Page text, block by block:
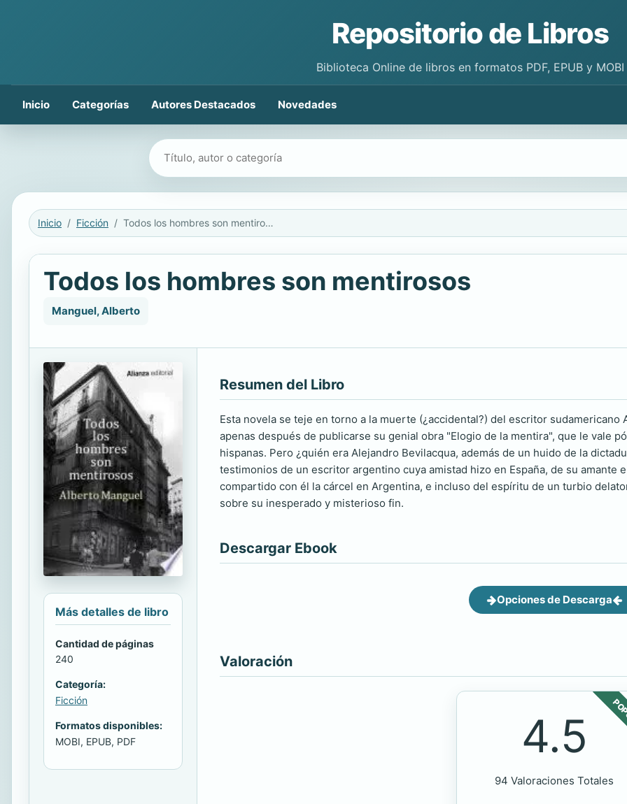
Repositorio de Libros
Biblioteca Online de libros en formatos PDF, EPUB y MOBI
Inicio Categorías Autores Destacados Novedades
Buscar libros
Inicio Ficción Todos los hombres son mentirosos
Todos los hombres son mentirosos
Manguel, Alberto
Más detalles de libro
Cantidad de páginas
240
Categoría:
Ficción
Formatos disponibles:
MOBI, EPUB, PDF
Resumen del Libro
Esta novela se teje en torno a la muerte (¿accidental?) del escritor
apenas después de publicarse su genial obra "Elogio de la mentira", que le vale
hispanas. Pero ¿quién era Alejandro Bevilacqua, además de un huido de la
testimonios de un escritor argentino cuya amistad hizo en España, de su amante
compartido con él la cárcel en Argentina, e incluso del espíritu de un turbio
sobre su inesperado y misterioso fin.
Descargar Ebook
Opciones de Descarga
Valoración
4.5
94 Valoraciones Totales